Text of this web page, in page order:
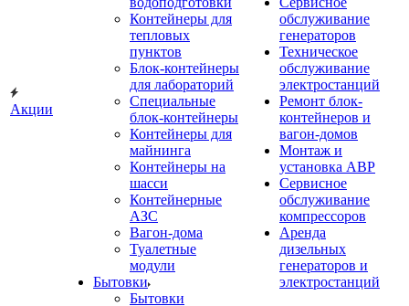
Акции
Контейнеры для
тепловых
пунктов
Блок-контейнеры
для лабораторий
Специальные
блок-контейнеры
Контейнеры для
майнинга
Контейнеры на
шасси
Контейнерные
АЗС
Вагон-дома
Туалетные
модули
Бытовки
Бытовки
обслуживание
генераторов
Техническое
обслуживание
электростанций
Ремонт блок-
контейнеров и
вагон-домов
Монтаж и
установка АВР
Сервисное
обслуживание
компрессоров
Аренда
дизельных
генераторов и
электростанций